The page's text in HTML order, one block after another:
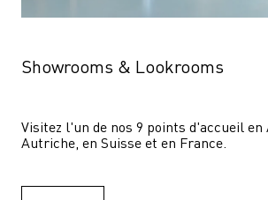
Showrooms & Lookrooms
Visitez l'un de nos 9 points d'accueil en
Autriche, en Suisse et en France.